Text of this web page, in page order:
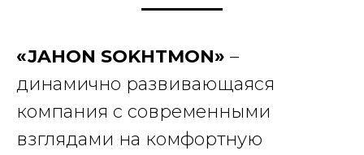
«JAHON SOKHTMON» –
динамично развивающаяся
компания с современными
взглядами на комфортную